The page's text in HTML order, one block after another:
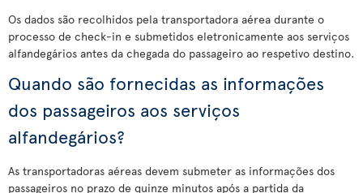
Os dados são recolhidos pela transportadora aérea durante o
processo de check-in e submetidos eletronicamente aos serviços
alfandegários antes da chegada do passageiro ao respetivo destino.
Quando são fornecidas as informações
dos passageiros aos serviços
alfandegários?
As transportadoras aéreas devem submeter as informações dos
passageiros no prazo de quinze minutos após a partida da